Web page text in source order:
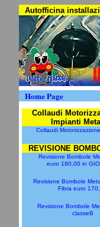
Autofficina
Home Page
Collaudi
Impianti
Collaudi
REVISIONE
Revisione Bombole
euro 180,00 in
Revisione Bombole
Fibra euro
Revisione Bombole
classeB